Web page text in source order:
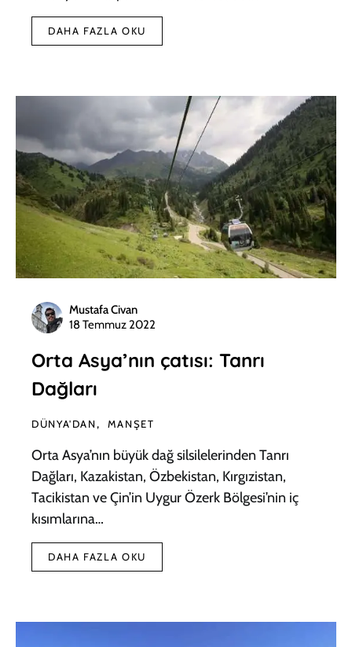
DAHA FAZLA OKU
Mustafa Civan
18 Temmuz 2022
Orta Asya’nın çatısı: Tanrı
Dağları
DÜNYA'DAN MANŞET
Orta Asya’nın büyük dağ silsilelerinden Tanrı
Dağları, Kazakistan, Özbekistan, Kırgızistan,
Tacikistan ve Çin’in Uygur Özerk Bölgesi’nin iç
kısımlarına…
DAHA FAZLA OKU